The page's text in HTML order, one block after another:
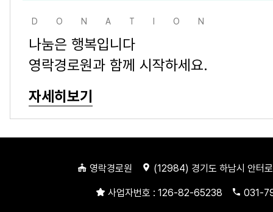
DONATION
나눔은 행복입니다
영락경로원과 함께 시작하세요.
자세히보기
영락경로원 (12984) 경기도 하남시 안
사업자번호 : 126-82-65238 031-